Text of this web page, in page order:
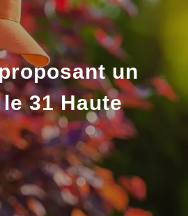
un
31 Haute